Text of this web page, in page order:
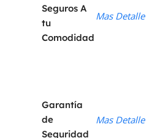
Seguros A
tu
Comodidad
Mas Detalle
Garantía
de
Seguridad
Mas Detalle